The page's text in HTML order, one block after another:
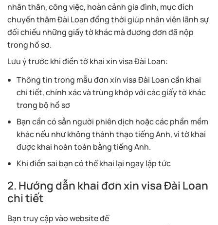
nhân thân, công việc, hoàn cảnh gia đình, mục đích
chuyến thăm Đài Loan đồng thời giúp nhân viên lãnh sự
đối chiếu những giấy tờ khác mà đương đơn đã nộp
trong hồ sơ.
Lưu ý trước khi điền tờ khai xin visa Đài Loan:
Thông tin trong mẫu đơn xin visa Đài Loan cần khai
chi tiết, chính xác và trùng khớp với các giấy tờ khác
trong bộ hồ sơ
Bạn cần có sẵn người phiên dịch hoặc các phần mềm
khác nếu như không thành thạo tiếng Anh, vì tờ khai
được khai hoàn toàn bằng tiếng Anh.
Khi điền sai bạn có thể khai lại ngay lập tức
2. Hướng dẫn khai đơn xin visa Đài Loan
chi tiết
Bạn truy cập vào website để